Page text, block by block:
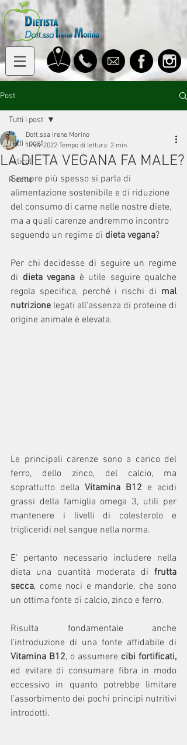
Post
Tutti i post
Articoli
Ricette
Tutti i post
LA DIETA VEGANA FA MALE?
Dott.ssa Irene Morino
1 nov 2022 Tempo di lettura: 2 min
Sempre più spesso si parla di
alimentazione sostenibile e di riduzione
del consumo di carne nelle nostre diete,
ma a quali carenze andremmo incontro
seguendo un regime di dieta vegana?
Per chi decidesse di seguire un regime
di dieta vegana è utile seguire qualche
regola specifica, perché i rischi di mal
nutrizione legati all’assenza di proteine di
origine animale è elevata.
Le principali carenze sono a carico del
ferro, dello zinco, del calcio, ma
soprattutto della Vitamina B12 e acidi
grassi della famiglia omega 3, utili per
mantenere i livelli di colesterolo e
trigliceridi nel sangue nella norma.
E’ pertanto necessario includere nella
dieta una quantità moderata di frutta
secca, come noci e mandorle, che sono
un ottima fonte di calcio, zinco e ferro.
Risulta fondamentale anche
Vitamina B12, o assumere
ed evitare di consumare fibra in modo
eccessivo in quanto potrebbe limitare
l’assorbimento dei pochi principi nutritivi
introdotti.